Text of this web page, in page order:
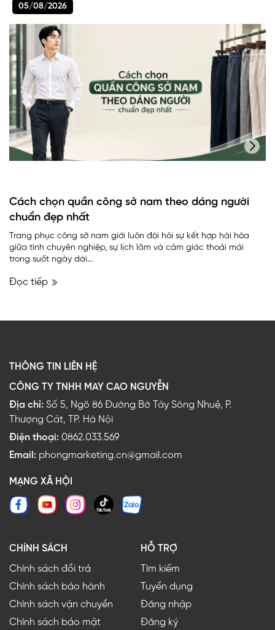
05/08/2026
Cách chọn quần công sở nam theo dáng người
chuẩn đẹp nhất
Trang phục công sở nam giới luôn đòi hỏi sự kết hợp hài hòa
giữa tính chuyên nghiệp, sự lịch lãm và cảm giác thoải mái
trong suốt ngày dài...
Đọc tiếp
THÔNG TIN LIÊN HỆ
CÔNG TY TNHH MAY CAO NGUYỄN
Địa chỉ: Số 5, Ngõ 86 Đường Bờ Tây Sông Nhuệ, P.
Thượng Cát, TP. Hà Nội
Điện thoại: 0862.033.569
Email: phongmarketing.cn@gmail.com
MẠNG XÃ HỘI
CHÍNH SÁCH
Chính sách đổi trả
Chính sách bảo hành
Chính sách vận chuyển
Chính sách bảo mật
HỖ TRỢ
Tìm kiếm
Tuyển dụng
Đăng nhập
Đăng ký